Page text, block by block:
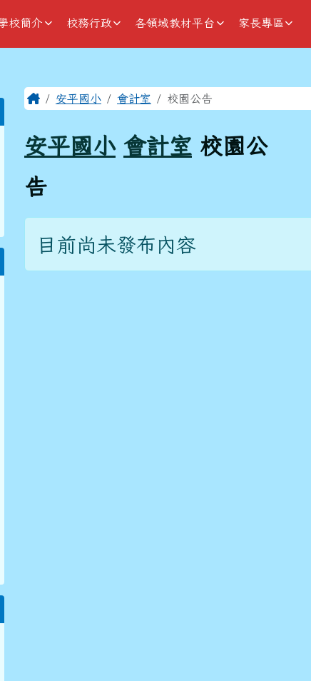
校簡介 校務行政 各領域教材平台 家長專區
主內容區域
Home安平國小 會計室 校園公告
安平國小 會計室 校園公
告
目前尚未發布內容